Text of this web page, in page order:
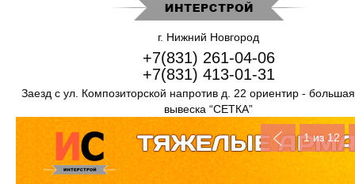
г. Нижний Новгород
+7(831) 261-04-06
+7(831) 413-01-31
Заезд с ул. Композиторской напротив д. 22 ориентир -
вывеска “СЕТКА”
1из 12